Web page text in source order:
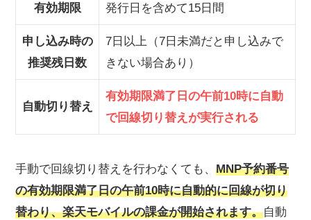
有効期限 発行日を含めて15日間
申し込み時の
推奨残日数
7日以上（7日未満だと申し込みで
きない場合あり）
自動切り替え
有効期限満了日の午前10時に自動
で回線切り替えが実行される
手動で回線切り替えを行わなくても、 MNP予約番号
の有効期限満了日の午前10時に自動的に回線が切り
替わり、楽天モバイルの課金が開始されます。自動